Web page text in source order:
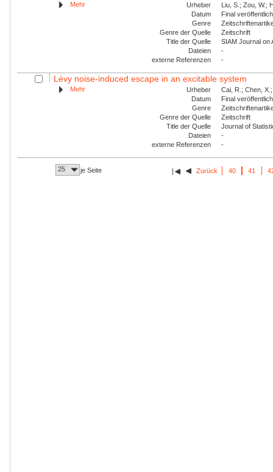
Mehr Urheber
Liu, S.; Zou, W.;
Datum
Final
Genre
Genre der Quelle
Zeitschrift
Title der Quelle
SIAM Journal on
Dateien
-
externe Referenzen
-
Lévy noise-induced escape in an excitable system
Mehr Urheber
Cai, R.; Chen,
Datum
Final
Genre
Genre der Quelle
Zeitschrift
Title der Quelle
Journal of
Dateien
-
externe Referenzen
-
25 je Seite Zurück 40 41